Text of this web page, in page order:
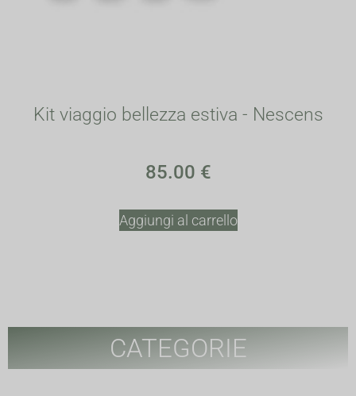
Kit viaggio bellezza estiva - Nescens
85.00 €
Aggiungi al carrello
CATEGORIE